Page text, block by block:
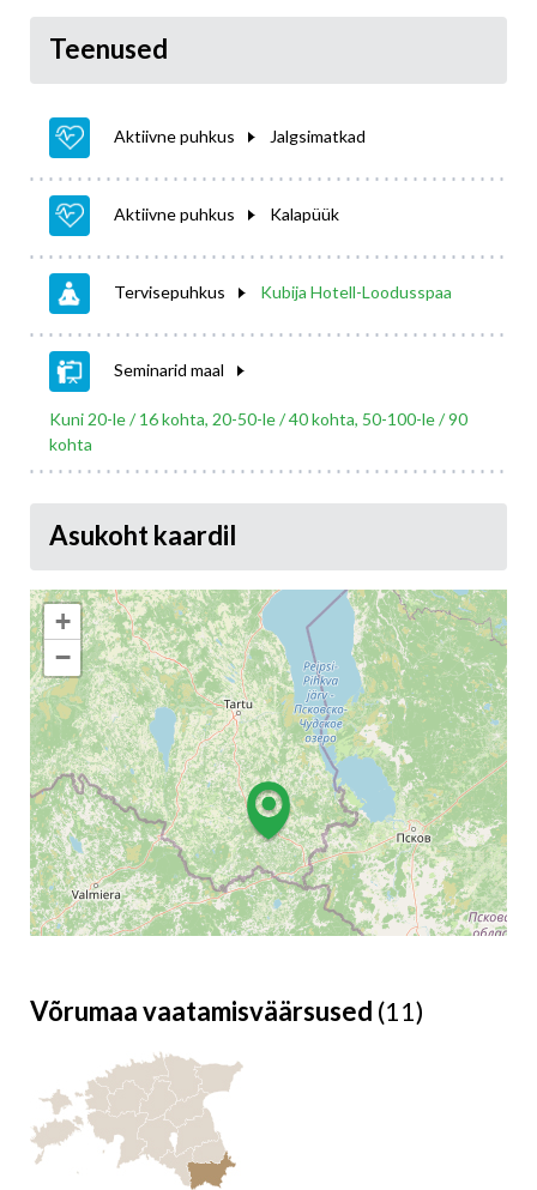
Teenused
Aktiivne puhkus Jalgsimatkad
Aktiivne puhkus Kalapüük
Tervisepuhkus Kubija Hotell-Loodusspaa
Seminarid maal
Kuni 20-le / 16 kohta, 20-50-le / 40 kohta, 50-100-le / 90
kohta
Asukoht kaardil
+
−
Võrumaa vaatamisväärsused (11)